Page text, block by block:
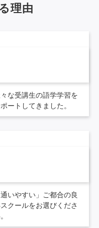
理由
な受講生の語学学習を
ートしてきました。
通いやすい」ご都合の良
クールをお選びくださ